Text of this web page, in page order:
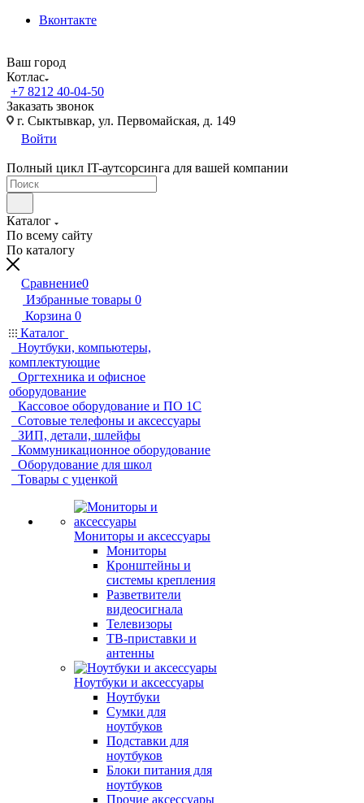
Вконтакте
Ваш город
Котлас
+7 8212 40-04-50
Заказать звонок
г. Сыктывкар, ул. Первомайская, д. 149
Войти
Полный цикл IT-аутсорсинга для вашей компании
Каталог
По всему сайту
По каталогу
Сравнение0
Избранные товары 0
Корзина 0
Каталог
Ноутбуки, компьютеры,
комплектующие
Оргтехника и офисное
оборудование
Кассовое оборудование и ПО 1С
Сотовые телефоны и аксессуары
ЗИП, детали, шлейфы
Коммуникационное оборудование
Оборудование для школ
Товары с уценкой
Мониторы и аксессуары
Мониторы
Кронштейны и
системы крепления
Разветвители
видеосигнала
Телевизоры
ТВ-приставки и
антенны
Ноутбуки и аксессуары
Ноутбуки
Сумки для
ноутбуков
Подставки для
ноутбуков
Блоки питания для
ноутбуков
Прочие аксессуары